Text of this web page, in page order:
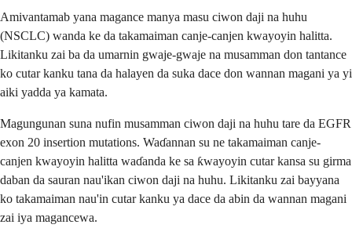
Amivantamab yana magance manya masu ciwon daji na huhu
(NSCLC) wanda ke da takamaiman canje-canjen kwayoyin halitta.
Likitanku zai ba da umarnin gwaje-gwaje na musamman don tantance
ko cutar kanku tana da halayen da suka dace don wannan magani ya yi
aiki yadda ya kamata.
Magungunan suna nufin musamman ciwon daji na huhu tare da EGFR
exon 20 insertion mutations. Waɗannan su ne takamaiman canje-
canjen kwayoyin halitta waɗanda ke sa ƙwayoyin cutar kansa su girma
daban da sauran nau'ikan ciwon daji na huhu. Likitanku zai bayyana
ko takamaiman nau'in cutar kanku ya dace da abin da wannan magani
zai iya magancewa.